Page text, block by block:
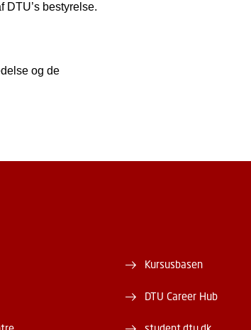
DTU’s bestyrelse.
og de
Kursusbasen
DTU Career Hub